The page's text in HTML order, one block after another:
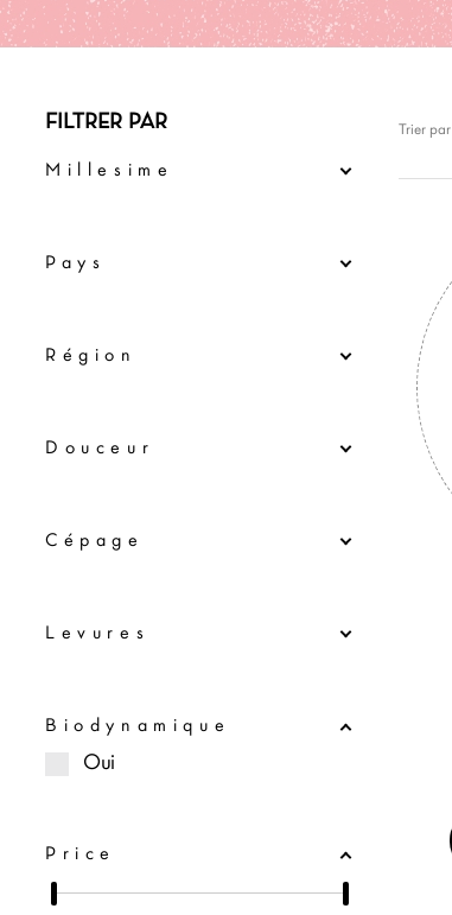
FILTRER PAR
Millesime
Pays
Région
Douceur
Cépage
Levures
Biodynamique
Oui
Price
Trier par